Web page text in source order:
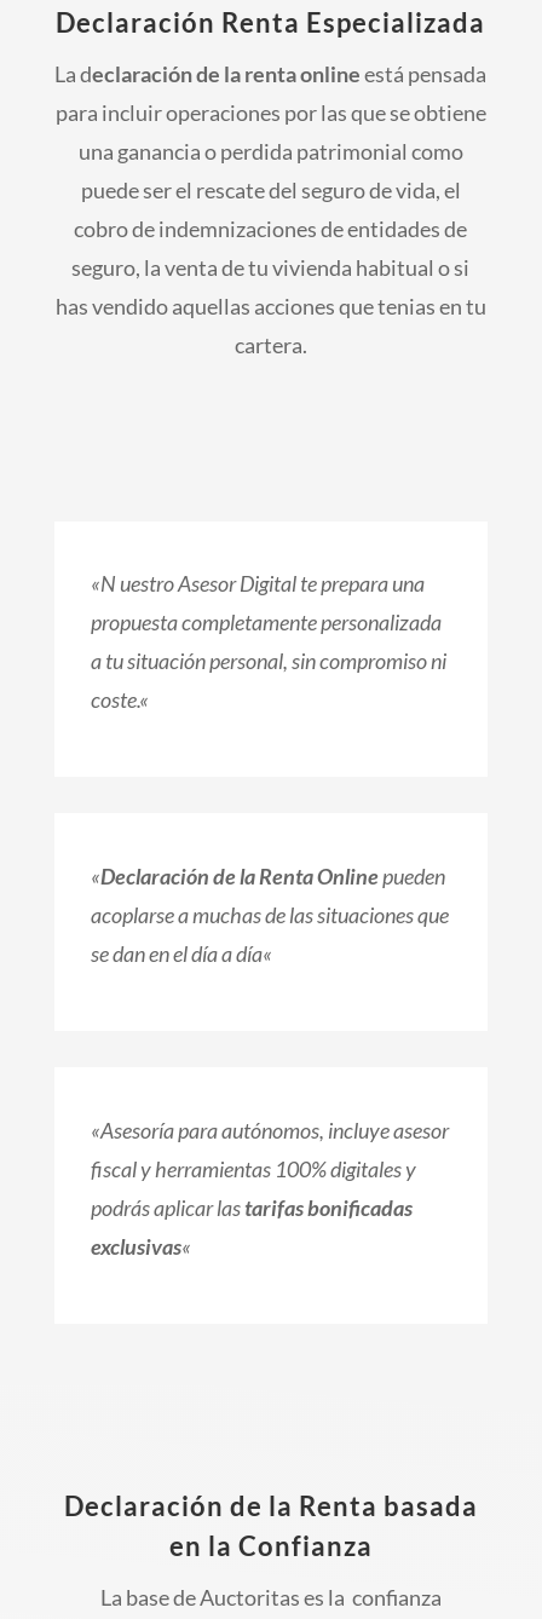
Declaración Renta Especializada
La declaración de la renta online está pensada
para incluir operaciones por las que se obtiene
una ganancia o perdida patrimonial como
puede ser el rescate del seguro de vida, el
cobro de indemnizaciones de entidades de
seguro, la venta de tu vivienda habitual o si
has vendido aquellas acciones que tenias en tu
cartera.
«N uestroAsesor Digital te prepara una
propuesta completamente personalizada
a tu situación personal, sin compromiso ni
coste.«
«Declaración de la Renta Onlinepueden
acoplarse a muchas de las situaciones que
se dan en el día a día«
«Asesoría para autónomos, incluye asesor
fiscal y herramientas 100% digitales y
podrás aplicar lastarifas bonificadas
exclusivas«
Declaración de la Renta basada
en la Confianza
La base de Auctoritas es la confianza